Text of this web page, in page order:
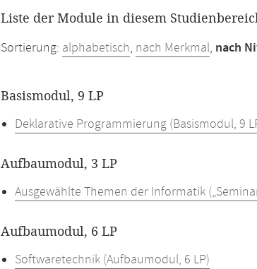
Liste der Module in diesem
Sortierung: alphabetisch, nach Merkmal, nach
Basismodul, 9 LP
Deklarative Programmierung (Basismodul, 9
Aufbaumodul, 3 LP
Ausgewählte Themen der Informatik
Aufbaumodul, 6 LP
Softwaretechnik (Aufbaumodul, 6 LP)